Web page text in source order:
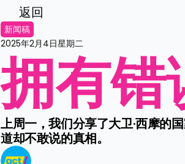
返回
新闻稿
2025年2月4日星期二
拥有错
上周一，我们分享了大卫·西摩的
道却不敢说的真相。